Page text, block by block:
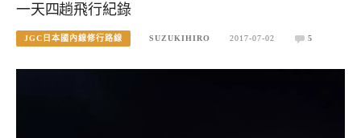
一天四趟飛行紀錄
JGC日本國內線修行路線 SUZUKIHIRO 2017-07-02 5